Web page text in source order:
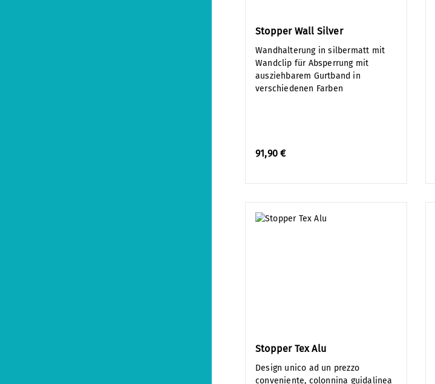
Stopper Wall Silver
Wandhalterung in silbermatt mit
Wandclip für Absperrung mit
ausziehbarem Gurtband in
verschiedenen Farben
91,90 €
Stopper Tex Alu
Design unico ad un prezzo
conveniente, colonnina guidalinea